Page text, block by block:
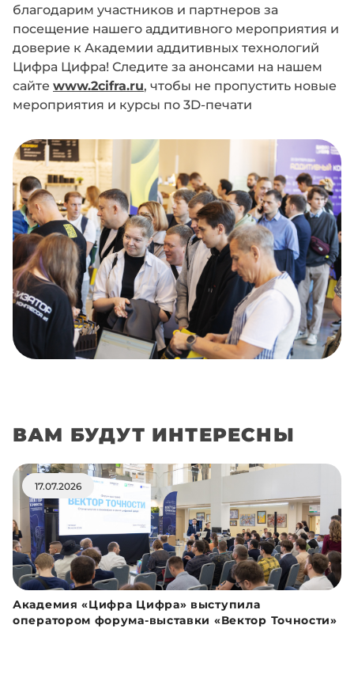
благодарим участников и партнеров за
посещение нашего аддитивного мероприятия и
доверие к Академии аддитивных технологий
Цифра Цифра! Следите за анонсами на нашем
сайте www.2cifra.ru, чтобы не пропустить новые
мероприятия и курсы по 3D-печати
ВАМ БУДУТ ИНТЕРЕСНЫ
17.07.2026
Академия «Цифра Цифра» выступила
оператором форума-выставки «Вектор Точности»